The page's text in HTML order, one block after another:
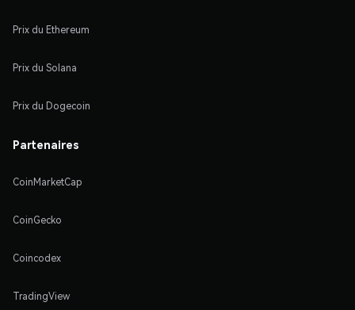
Prix du Ethereum
Prix du Solana
Prix du Dogecoin
Partenaires
CoinMarketCap
CoinGecko
Coincodex
TradingView